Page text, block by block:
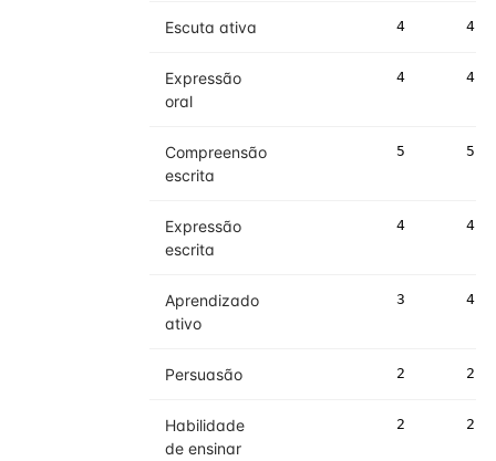
Escuta ativa 4 4
Expressão
oral
4 4
Compreensão
escrita
5 5
Expressão
escrita
4 4
Aprendizado
ativo
3 4
Persuasão 2 2
Habilidade
de ensinar
2 2